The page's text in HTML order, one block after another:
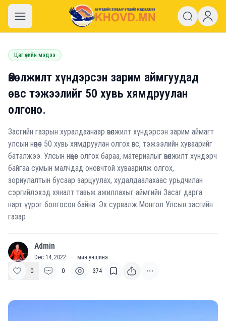
khovd.mn
Цаг үеийн мэдээ
Өвөлжилт хүндэрсэн зарим аймгуудад
өвс тэжээлийг 50 хувь хямдруулан
олгоно.
Засгийн газрын хуралдаанаар өвөлжилт хүндэрсэн зарим аймагт
улсын нөөцөөс 50 хувь хямдруулан олгох өвс, тэжээлийн хуваарийг
баталжээ. Улсын нөөцөөс олгох бараа, материалыг өвөлжилт хүндэрч
байгаа сумын малчдад оновчтой хуваарилж олгох,
зориулалтын бусаар зарцуулах, худалдаалахаас урьдчилан
сэргийлэхэд хяналт тавьж ажиллахыг аймгийн Засаг дарга
нарт үүрэг болгосон байна. Эх сурвалж:Монгол Улсын засгийн
газар
A Admin
Dec 14, 2022 ·
мин уншина
0
0 374